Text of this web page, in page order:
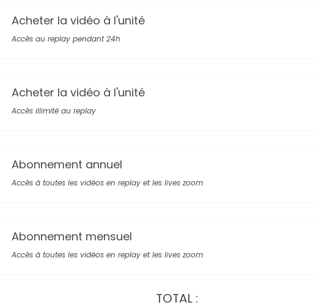
Acheter la vidéo à l'unité
Accès au replay pendant 24h
Acheter la vidéo à l'unité
Accès illimité au replay
Abonnement annuel
Accès à toutes les vidéos en replay et les lives zoom
Abonnement mensuel
Accès à toutes les vidéos en replay et les lives zoom
TOTAL :